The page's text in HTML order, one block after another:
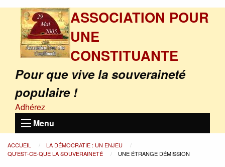
ASSOCIATION POUR
UNE
CONSTITUANTE
Pour que vive la souveraineté
populaire !
Adhérez
Menu
ACCUEIL
LA DÉMOCRATIE : UN ENJEU
QU’EST-CE-QUE LA SOUVERAINETÉ
UNE ÉTRANGE DÉMISSION